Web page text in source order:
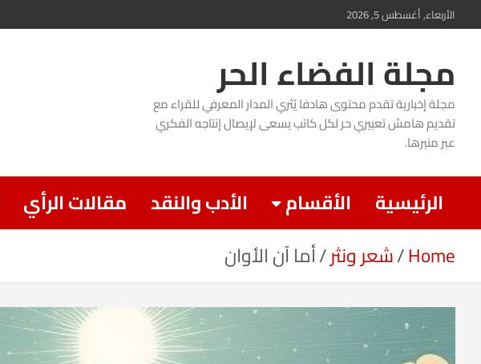
Skip
content
الأربعاء, أغسطس 5, 2026
مجلة الفضاء الحر
مجلة إخبارية تقدم محتوى هادفا يُثري المدار المعرفي للقراء مع
تقديم هامش تعبيري حر لكل كاتب يسعى لإيصال إنتاجه الفكري
عبر منبرها.
الرئيسية الأقسام الأدب والنقد مقالات الرأي
Home شعر ونثر أما آن الأوان